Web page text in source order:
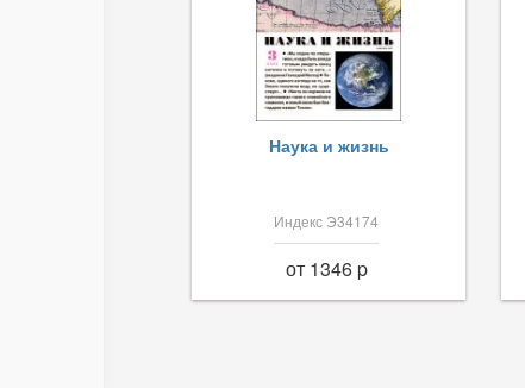
Наука и жизнь
Индекс Э34174
от 1346 p